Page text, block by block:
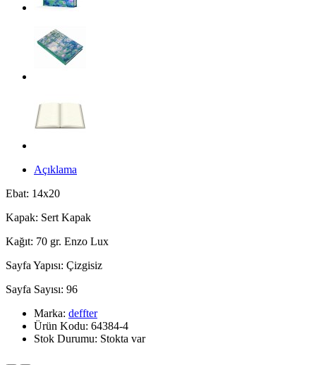
Açıklama
Ebat: 14x20
Kapak: Sert Kapak
Kağıt: 70 gr. Enzo Lux
Sayfa Yapısı: Çizgisiz
Sayfa Sayısı: 96
Marka: deffter
Ürün Kodu: 64384-4
Stok Durumu: Stokta var